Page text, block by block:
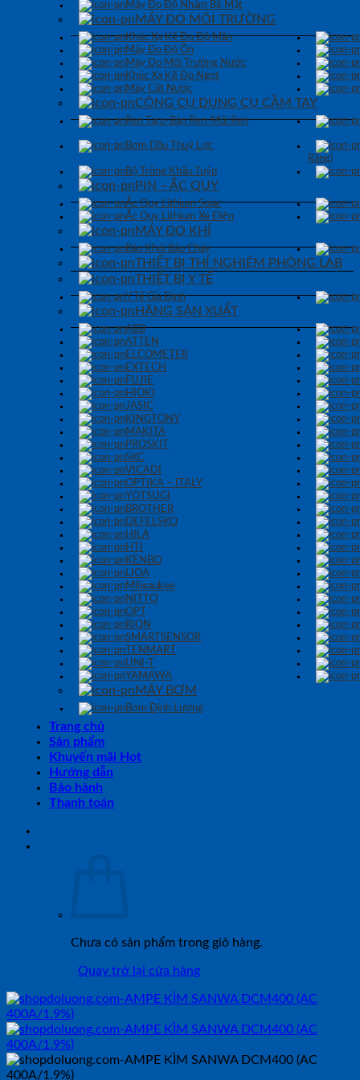
Máy Đo Độ Nhám Bề Mặt
MÁY ĐO MÔI TRƯỜNG
Khúc Xạ Kế Đo Độ Mặn
Máy Đo Độ Ồn
Máy Đo Môi Trường Nước
Khúc Xạ Kế Đo Ngọt
Máy Cất Nước
CÔNG CỤ DỤNG CỤ CẦM TAY
Ren Taro-Bàn Ren-Mũi Ren
Bơm Dầu Thuỷ Lực
Răng)
Bộ Tròng Khẩu Tuýp
PIN – ẮC QUY
Ắc Quy Lithium Solar
Ắc Quy Lithium Xe Điện
MÁY ĐO KHÍ
Báo Khói Báo Cháy
THIẾT BỊ THÍ NGHIỆM PHÒNG LAB
THIẾT BỊ Y TẾ
Y Tế Gia Đình
HÃNG SẢN XUẤT
ABB
ATTEN
ELCOMETER
EXTECH
FUJIE
HIOKI
JASIC
KINGTONY
MAKITA
PROSKIT
SKC
VICADI
OPTIKA – ITALY
YOTSUGI
BROTHER
DEFELSKO
HILA
HTI
KENBO
LIOA
Milwaukee
NITTO
OPT
RION
SMARTSENSOR
TENMART
UNI-T
YAMAWA
MÁY BƠM
Bơm Định Lượng
Trang chủ
Sản phẩm
Khuyến mãi Hot
Hướng dẫn
Bảo hành
Thanh toán
Chưa có sản phẩm trong giỏ hàng.
Quay trở lại cửa hàng